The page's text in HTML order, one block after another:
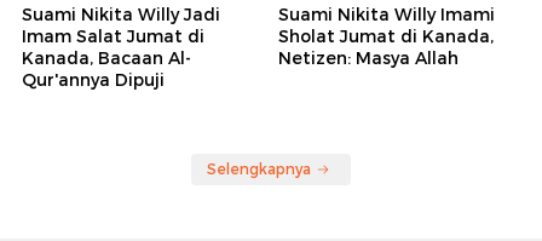
Suami Nikita Willy Jadi
Imam Salat Jumat di
Kanada, Bacaan Al-
Qur'annya Dipuji
Suami Nikita Willy Imami
Sholat Jumat di Kanada,
Netizen: Masya Allah
Selengkapnya